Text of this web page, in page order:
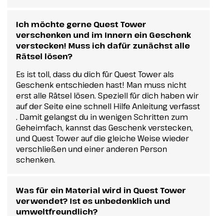
Ich möchte gerne Quest Tower
verschenken und im Innern ein Geschenk
verstecken! Muss ich dafür zunächst alle
Rätsel lösen?
Es ist toll, dass du dich für Quest Tower als
Geschenk entschieden hast! Man muss nicht
erst alle Rätsel lösen. Speziell für dich haben wir
auf der Seite eine schnell Hilfe Anleitung verfasst
. Damit gelangst du in wenigen Schritten zum
Geheimfach, kannst das Geschenk verstecken,
und Quest Tower auf die gleiche Weise wieder
verschließen und einer anderen Person
schenken.
Was für ein Material wird in Quest Tower
verwendet? Ist es unbedenklich und
umweltfreundlich?